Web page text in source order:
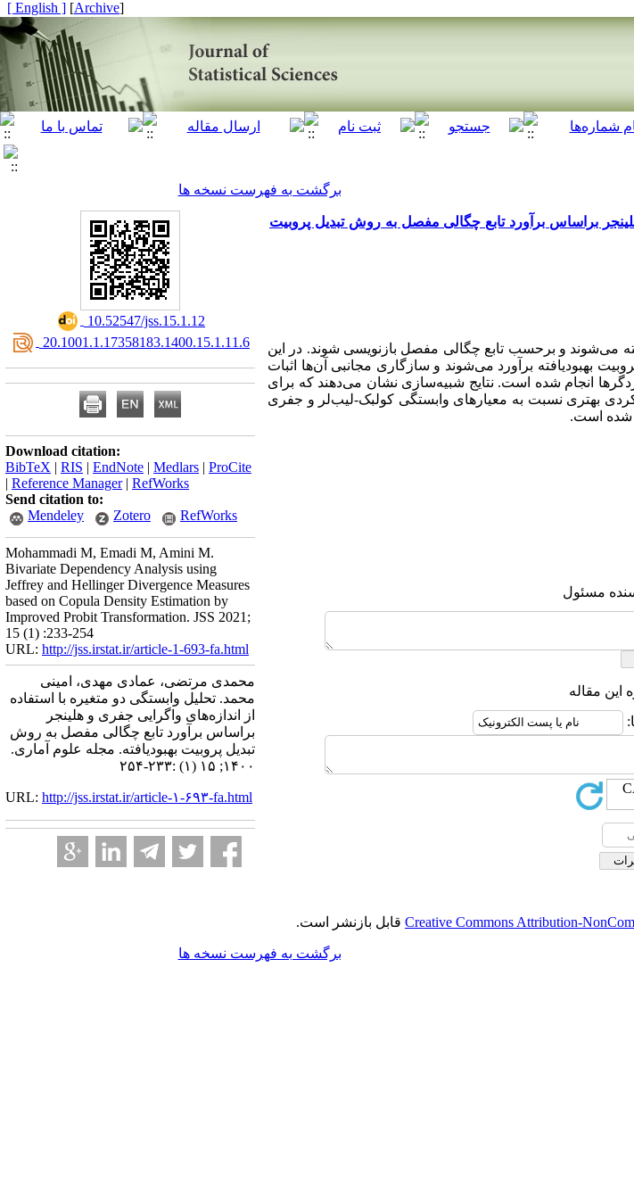
[
Archive
]
[ English ]
برگشت به فهرست نسخه ها
براساس برآورد تابع چگالی مفصل به روش تبدیل پروبیت
می‌شوند و برحسب تابع چگالی مفصل بازنویسی شوند. در این
بهبود‌یافته برآورد می‌شوند و سازگاری مجانبی آن‌ها اثبات
انجام شده است. نتایج شبیه‌سازی نشان می‌دهند که برای
بهتری نسبت به معیارهای وابستگی کولبک-لیب‌لر و جفری
شده است.
مسئول
این مقاله
‎ 10.52547/jss.15.1.12
‎ 20.1001.1.17358183.1400.15.1.11.6
Download citation:
BibTeX | RIS | EndNote | Medlars | ProCite
| Reference Manager| RefWorks
Send citation to:
Mendeley
Zotero RefWorks
Mohammadi M, Emadi M, Amini M.
Bivariate Dependency Analysis using
Jeffrey and Hellinger Divergence Measures
based on Copula Density Estimation by
Improved Probit Transformation. JSS 2021;
15 (1) :233-254
URL: http://jss.irstat.ir/article-1-693-fa.html
محمدی مرتضی، عمادی مهدی، امینی
محمد. تحلیل وابستگی دو متغیره با استفاده
از اندازه‌های واگرایی جفری و هلینجر
براساس برآورد تابع چگالی مفصل به روش
تبدیل پروبیت بهبودیافته. مجله علوم آماری.
۱۴۰۰; ۱۵ (۱) :۲۳۳-۲۵۴
URL: http://jss.irstat.ir/article-۱-۶۹۳-fa.html
Creative Commons Attribution- قابل بازنشر است.
برگشت به فهرست نسخه ها